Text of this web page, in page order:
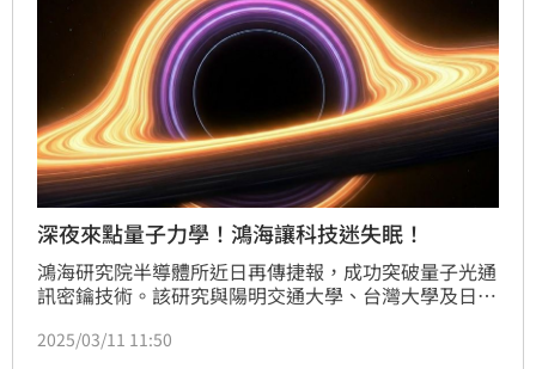
深夜來點量子力學！鴻海讓科技迷失眠！
鴻海研究院半導體所近日再傳捷報，成功突破量子光通
訊密鑰技術。該研究與陽明交通大學、台灣大學及日本
Information and Communications Technology,
2025/03/11 11:50